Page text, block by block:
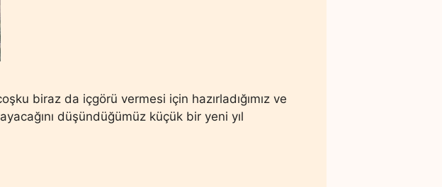
biraz da içgörü vermesi için hazırladığımız ve
düşündüğümüz küçük bir yeni yıl